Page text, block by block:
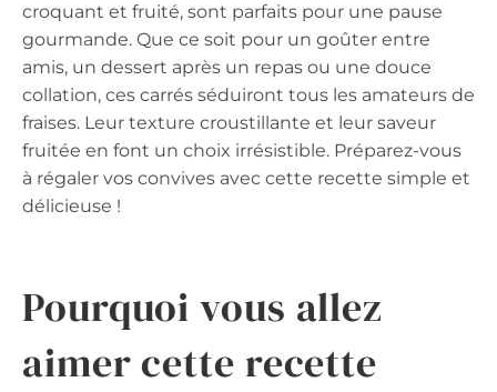
croquant et fruité, sont parfaits pour une pause
gourmande. Que ce soit pour un goûter entre
amis, un dessert après un repas ou une douce
collation, ces carrés séduiront tous les amateurs de
fraises. Leur texture croustillante et leur saveur
fruitée en font un choix irrésistible. Préparez-vous
à régaler vos convives avec cette recette simple et
délicieuse !
Pourquoi vous allez
aimer cette recette